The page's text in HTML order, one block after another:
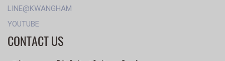
LINE@KWANGHAM
YOUTUBE
CONTACT US